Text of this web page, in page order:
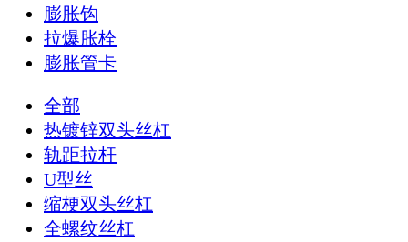
膨胀钩
拉爆胀栓
膨胀管卡
全部
热镀锌双头丝杠
轨距拉杆
U型丝
缩梗双头丝杠
全螺纹丝杠